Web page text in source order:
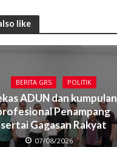
like
BERITA GRS POLITIK
ADUN dan kumpulan
Penampang
sertai Gagasan Rakyat
07/08/2026